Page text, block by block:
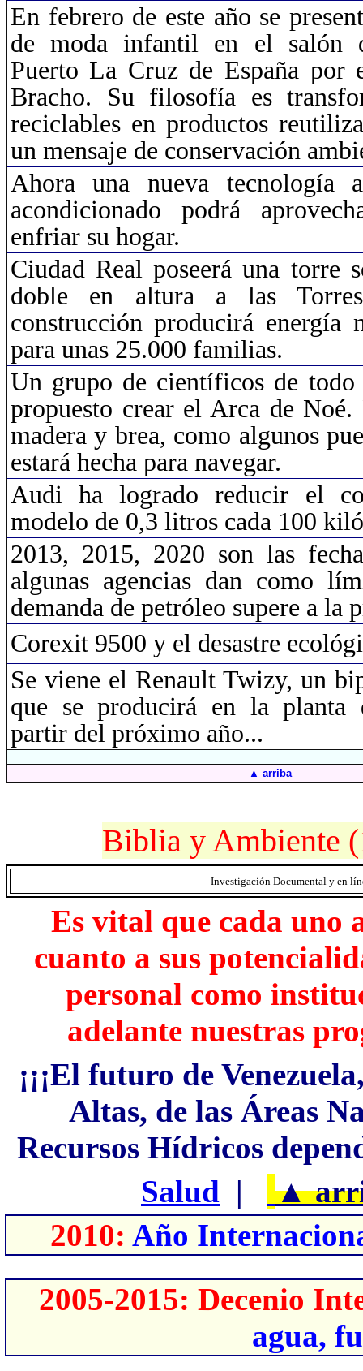
En febrero de este año se
de moda infantil en el salón
Puerto La Cruz de España por
Bracho. Su filosofía es
reciclables en productos
un mensaje de conservación
Ahora una nueva tecnología
acondicionado podrá
enfriar su hogar.
Ciudad Real poseerá una torre
doble en altura a las
construcción producirá energía
para unas 25.000 familias.
Un grupo de científicos de todo
propuesto crear el Arca de Noé.
madera y brea, como algunos
estará hecha para navegar.
Audi ha logrado reducir el
modelo de 0,3 litros cada 100
2013, 2015, 2020 son las
algunas agencias dan como
demanda de petróleo supere a la
Corexit9500 y el desastre
Se viene el Renault Twizy, un
que se producirá en la planta
partir del próximo año...
▲ arriba
Biblia y Ambiente
Investigación Documental y en
Es vital que cada uno
cuanto a sus
personal como
adelante nuestras
¡¡¡El futuro de
Altas, de las Áreas
Recursos Hídricos
Salud | ▲
2010: Año
2005-2015: Decenio
agua,